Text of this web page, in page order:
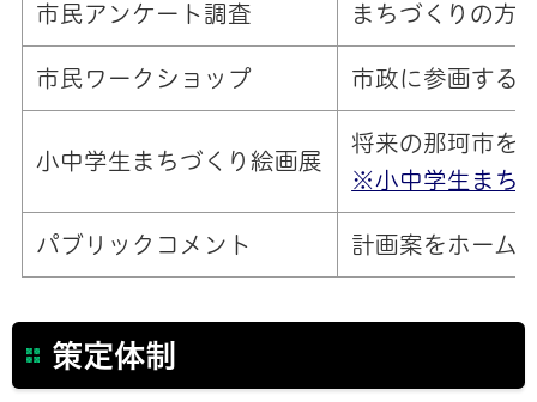
市民アンケート調査 まちづくりの方
市民ワークショップ 市政に参画する
小中学生まちづくり絵画展
将来の那珂市を
※小中学生まち
パブリックコメント 計画案をホーム
策定体制